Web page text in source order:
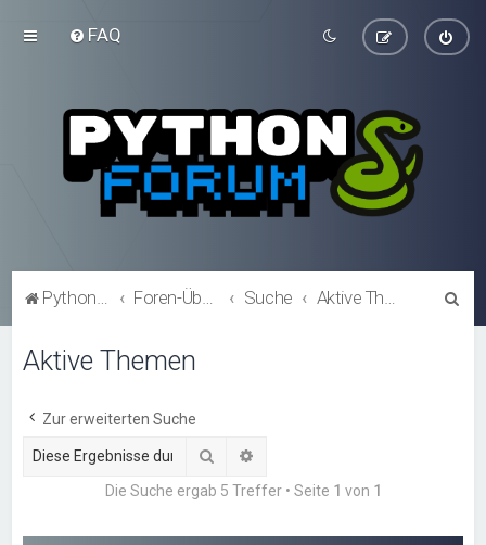
FAQ
Python-Forum.de Suche
Aktive Themen
Zur erweiterten Suche
Suche
Die Suche ergab 5 Treffer • Seite 1 von 1